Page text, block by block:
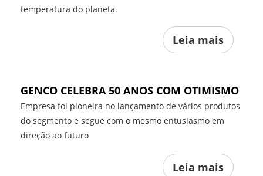
temperatura do planeta.
Leia mais
GENCO CELEBRA 50 ANOS COM OTIMISMO
Empresa foi pioneira no lançamento de vários produtos
do segmento e segue com o mesmo entusiasmo em
direção ao futuro
Leia mais